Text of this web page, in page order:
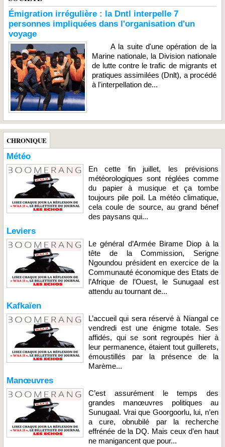
Émigration irrégulière : la Dntl interpelle 7
personnes impliquées dans l'organisation d'un
voyage
A la suite d'une opération de la
Marine nationale, la Division nationale
de lutte contre le trafic de migrants et
pratiques assimilées (Dnlt), a procédé
à l'interpellation de...
CHRONIQUE
Météo
En cette fin juillet, les prévisions
météorologiques sont réglées comme
du papier à musique et ça tombe
toujours pile poil. La météo climatique,
cela coule de source, au grand bénef
des paysans qui...
Leviers
Le général d’Armée Birame Diop à la
tête de la Commission, Serigne
Ngoundou président en exercice de la
Communauté économique des Etats de
l’Afrique de l’Ouest, le Sunugaal est
attendu au tournant de...
Kafkaïen
L’accueil qui sera réservé à Niangal ce
vendredi est une énigme totale. Ses
affidés, qui se sont regroupés hier à
leur permanence, étaient tout guillerets,
émoustillés par la présence de la
Marème...
Manœuvres
C’est assurément le temps des
grandes manœuvres politiques au
Sunugaal. Vrai que Goorgoorlu, lui, n’en
a cure, obnubilé par la recherche
effrénée de la DQ. Mais ceux d’en haut
ne manigancent que pour...